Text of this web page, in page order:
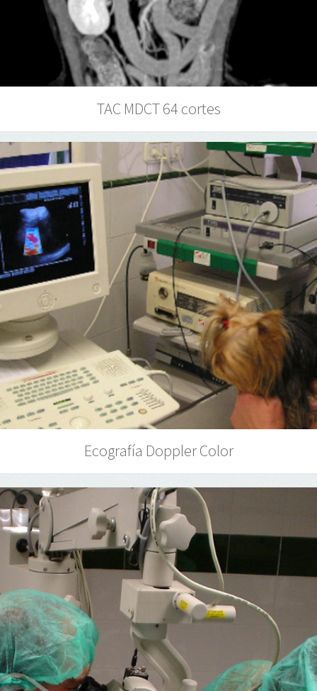
TAC MDCT 64 cortes
Ecografía Doppler Color